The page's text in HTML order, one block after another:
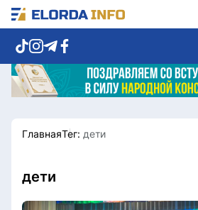
Новости столицы
Спорт
Разное
Видео
Мир
ГлавнаяТег: дети
дети